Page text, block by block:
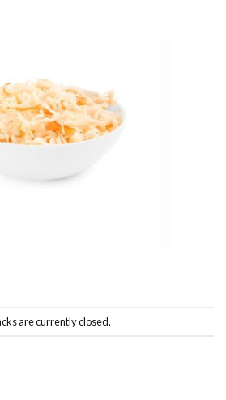
are currently closed.